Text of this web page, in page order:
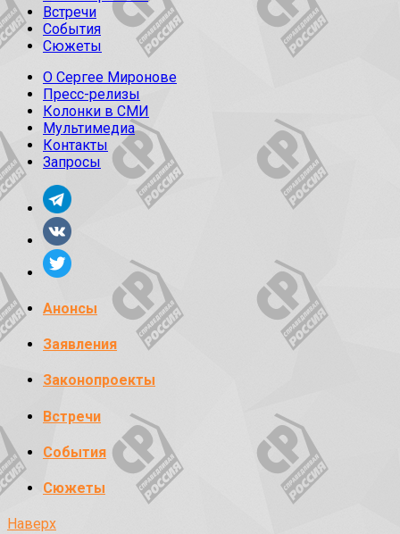
Встречи
События
Сюжеты
О Сергее Миронове
Пресс-релизы
Колонки в СМИ
Мультимедиа
Контакты
Запросы
Анонсы
Заявления
Законопроекты
Встречи
События
Сюжеты
Наверх